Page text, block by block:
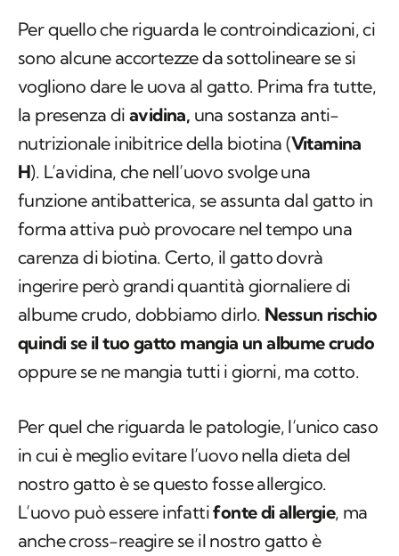
Per quello che riguarda le controindicazioni, ci
sono alcune accortezze da sottolineare se si
vogliono dare le uova al gatto. Prima fra tutte,
la presenza diavidina, una sostanza anti-
nutrizionale inibitrice della biotina (Vitamina
H). L’avidina, che nell’uovo svolge una
funzione antibatterica, se assunta dal gatto in
forma attiva può provocare nel tempo una
carenza di biotina. Certo, il gatto dovrà
ingerire però grandi quantità giornaliere di
albume crudo, dobbiamo dirlo. Nessun rischio
quindi se il tuo gatto mangia un albume crudo
oppure se ne mangia tutti i giorni, ma cotto.
Per quel che riguarda le patologie, l’unico caso
in cui è meglio evitare l’uovo nella dieta del
nostro gatto è se questo fosse allergico.
L’uovo può essere infattifonte di allergie, ma
anche cross-reagire se il nostro gatto è